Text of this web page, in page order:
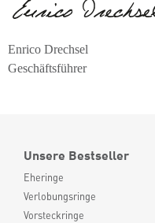
Enrico Drechsel
Geschäftsführer
Unsere Bestseller
Eheringe
Verlobungsringe
Vorsteckringe